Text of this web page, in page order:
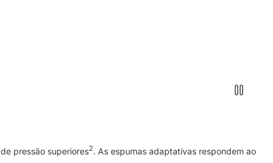
pressão superiores2. As espumas adaptativas respondem ao